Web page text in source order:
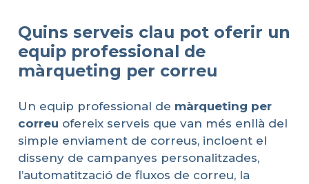
Quins serveis clau pot oferir un
equip professional de
màrqueting per correu
Un equip professional de màrqueting per
correu ofereix serveis que van més enllà del
simple enviament de correus, incloent el
disseny de campanyes personalitzades,
l’automatització de fluxos de correu, la